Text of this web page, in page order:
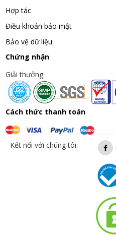
Hợp tác
Điều khoản bảo mật
Bảo vệ dữ liệu
Chứng nhận
Giải thưởng
Cách thức thanh toán
Kết nối với chúng tôi: